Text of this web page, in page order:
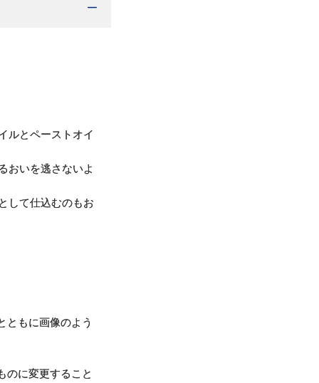
ルとペーストオイ
おいを逃さないよ
して仕込むのもお
ともに画像のよう
のに変更すること